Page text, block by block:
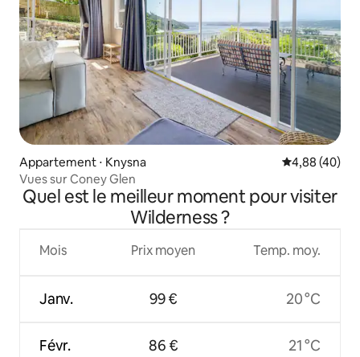
Appartement ⋅ Knysna Évaluation
4,88 (40)
Vues sur Coney Glen
Quel est le meilleur moment pour visiter
Wilderness ?
Mois
Janv.
Févr.
Prix moyen
99 €
86 €
Temp. moy.
20 °C
21 °C